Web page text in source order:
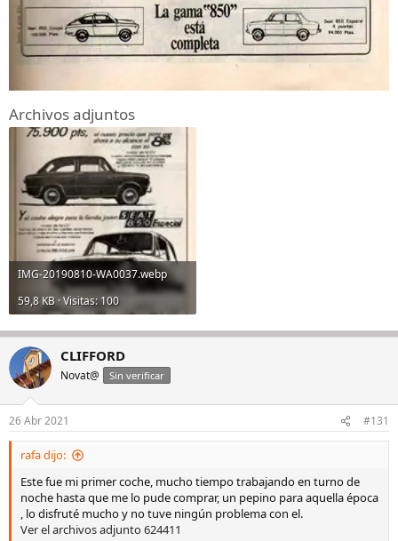
Archivos adjuntos
IMG-20190810-WA0037.webp
59,8 KB · Visitas: 100
CLIFFORD
Novat@ Sin verificar
26 Abr 2021 #131
rafa dijo:
Este fue mi primer coche, mucho tiempo trabajando en turno de
noche hasta que me lo pude comprar, un pepino para aquella época
, lo disfruté mucho y no tuve ningún problema con el.
Ver el archivos adjunto 624411